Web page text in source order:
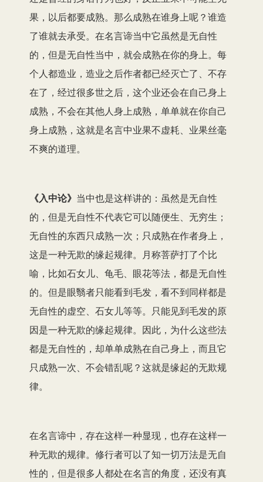
果，以后都要成熟。那么成熟在谁身上呢？谁造
了谁就去承受。在名言谛当中它虽然是无自性
的，但是无自性当中，就会成熟在你的身上。每
个人都造业，造业之后作者都已经灭亡了、不存
在了，经过很多世之后，这个业还会在自己身上
成熟，不会在其他人身上成熟，单单就在你自己
身上成熟，这就是名言中业果不虚耗、业果丝毫
不爽的道理。
《入中论》 当中也是这样讲的：虽然是无自性
的，但是无自性不代表它可以随便生、无穷生；
无自性的东西只成熟一次；只成熟在作者身上，
这是一种无欺的缘起规律。月称菩萨打了个比
喻，比如石女儿、龟毛、眼花等法，都是无自性
的。但是眼翳者只能看到毛发，看不到同样都是
无自性的虚空、石女儿等等。只能见到毛发的原
因是一种无欺的缘起规律。因此，为什么这些法
都是无自性的，却单单成熟在自己身上，而且它
只成熟一次、不会错乱呢？这就是缘起的无欺规
律。
在名言谛中，存在这样一种显现，也存在这样一
种无欺的规律。修行者可以了知一切万法是无自
性的，但是很多人都处在名言的角度，还没有真